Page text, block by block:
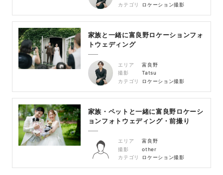
カテゴリ
ロケーション撮影
家族と一緒に富良野ロケーションフォ
トウェディング
エリア
富良野
撮影
Tatsu
カテゴリ
ロケーション撮影
家族・ペットと一緒に富良野ロケーシ
ョンフォトウェディング・前撮り
エリア
富良野
撮影
other
カテゴリ
ロケーション撮影